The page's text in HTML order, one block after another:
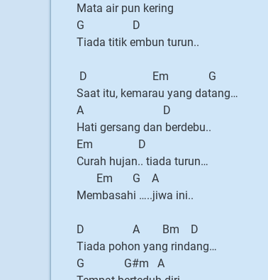
Mata air pun kering
G D
Tiada titik embun turun..
D Em G
Saat itu, kemarau yang datang…
A D
Hati gersang dan berdebu..
Em D
Curah hujan.. tiada turun…
Em G A
Membasahi …..jiwa ini..
D A Bm D
Tiada pohon yang rindang…
G G#m A